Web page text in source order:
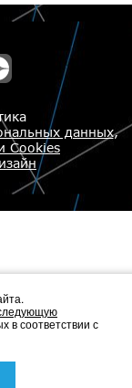
данных,
Cookies
в соответствии с